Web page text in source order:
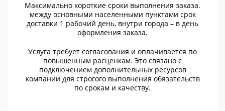
Максимально короткие сроки выполнения заказа.
между основными населенными пунктами срок
доставки 1 рабочий день, внутри города – в день
оформления заказа.
Услуга требует согласования и оплачивается по
повышенным расценкам. Это связано с
подключением дополнительных ресурсов
компании для строгого выполнения обязательств
по срокам и качеству.